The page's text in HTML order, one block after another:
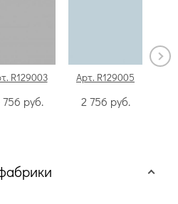
R129003
756 руб.
Арт. R129005
2 756 руб.